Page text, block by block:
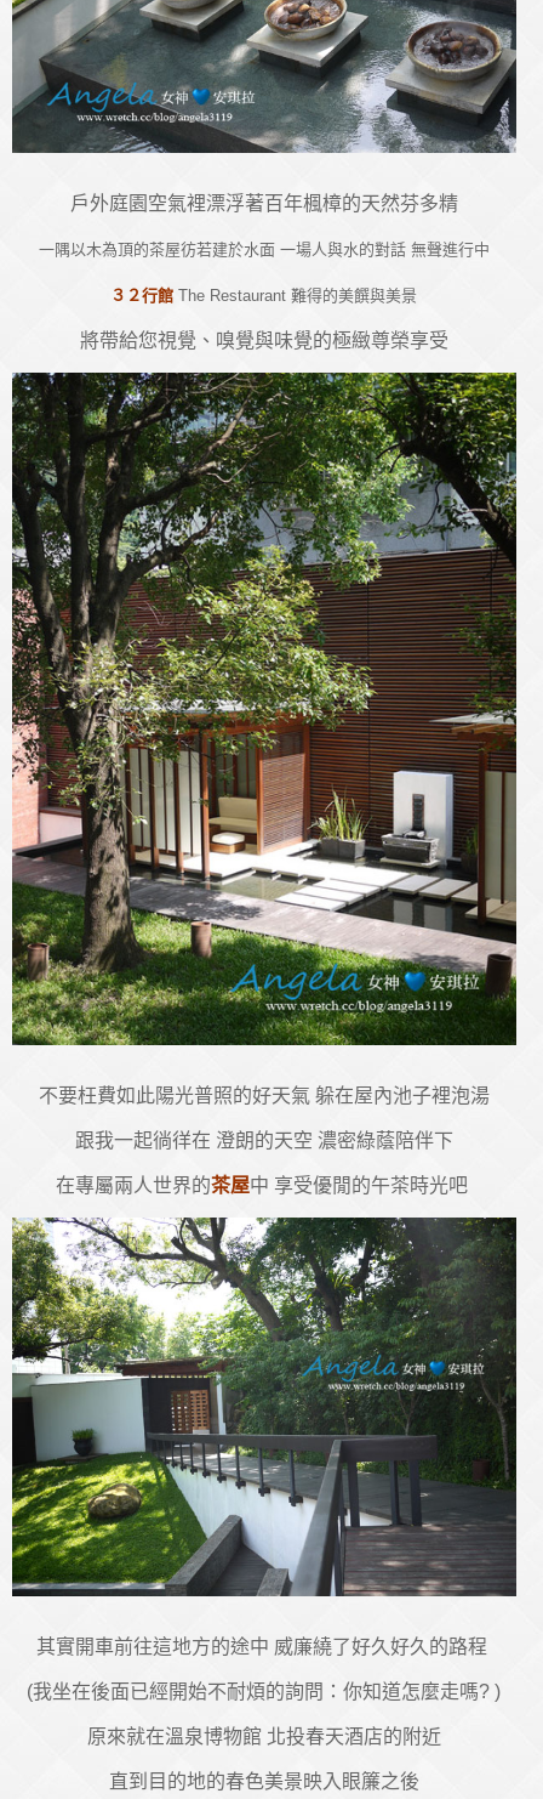
戶外庭園空氣裡漂浮著百年楓樟的天然芬多精
一隅以木為頂的茶屋彷若建於水面 一場人與水的對話 無聲進行中
３２行館 The Restaurant 難得的美饌與美景
將帶給您視覺、嗅覺與味覺的極緻尊榮享受
不要枉費如此陽光普照的好天氣 躲在屋內池子裡泡湯
跟我一起徜徉在 澄朗的天空 濃密綠蔭陪伴下
在專屬兩人世界的茶屋中 享受優閒的午茶時光吧
其實開車前往這地方的途中 威廉繞了好久好久的路程
(我坐在後面已經開始不耐煩的詢問：你知道怎麼走嗎? )
原來就在溫泉博物館 北投春天酒店的附近
直到目的地的春色美景映入眼簾之後